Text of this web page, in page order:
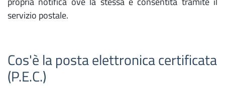
servizio postale.
Cos'è la posta elettronica certificata
(P.E.C.)